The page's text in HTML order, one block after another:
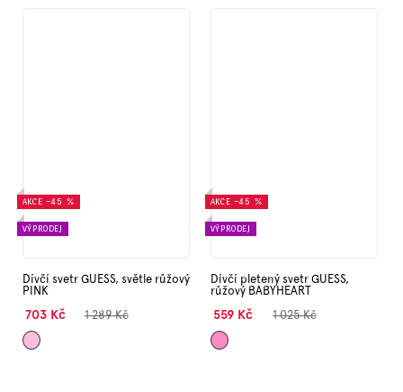
AKCE –45 %
VÝPRODEJ
Dívčí svetr GUESS, světle růžový
PINK
703 Kč 1 289 Kč
Světle
AKCE –45 %
VÝPRODEJ
Dívčí pletený svetr GUESS,
růžový BABYHEART
559 Kč 1 025 Kč
Růžová